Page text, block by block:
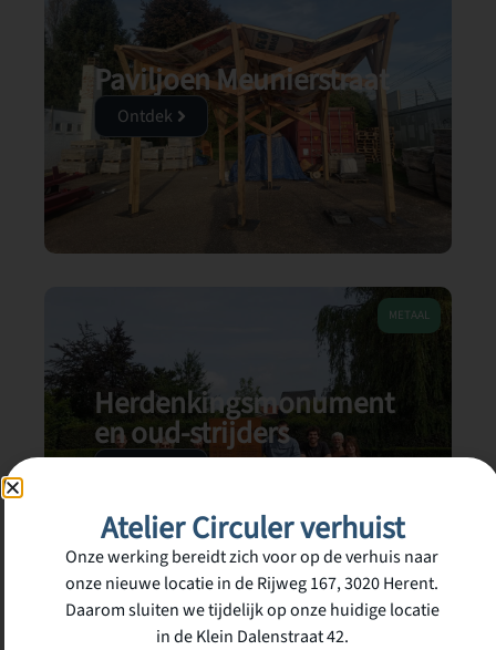
Paviljoen Meunierstraat
Ontdek
METAAL
Herdenkingsmonument
en oud-strijders
Atelier Circuler verhuist
Onze werking bereidt zich voor op de verhuis naar
onze nieuwe locatie in de Rijweg 167, 3020 Herent.
Daarom sluiten we tijdelijk op onze huidige locatie
in de Klein Dalenstraat 42.